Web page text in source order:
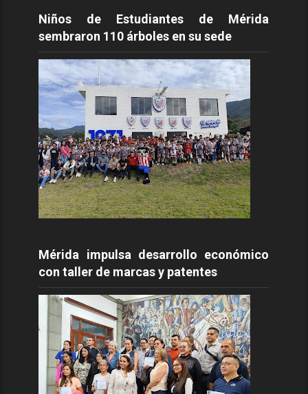
Niños de Estudiantes de Mérida
sembraron 110 árboles en su sede
Mérida impulsa desarrollo económico
con taller de marcas y patentes